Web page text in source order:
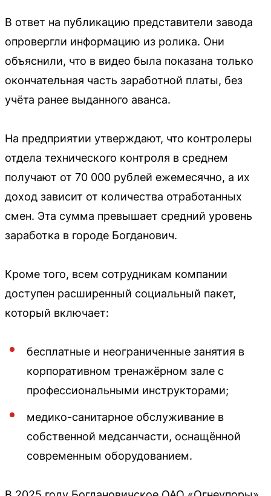
В ответ на публикацию представители завода
опровергли информацию из ролика. Они
объяснили, что в видео была показана только
окончательная часть заработной платы, без
учёта ранее выданного аванса.
На предприятии утверждают, что контролеры
отдела технического контроля в среднем
получают от 70 000 рублей ежемесячно, а их
доход зависит от количества отработанных
смен. Эта сумма превышает средний уровень
заработка в городе Богданович.
Кроме того, всем сотрудникам компании
доступен расширенный социальный пакет,
который включает:
бесплатные и неограниченные занятия в
корпоративном тренажёрном зале с
профессиональными инструкторами;
медико-санитарное обслуживание в
собственной медсанчасти, оснащённой
современным оборудованием.